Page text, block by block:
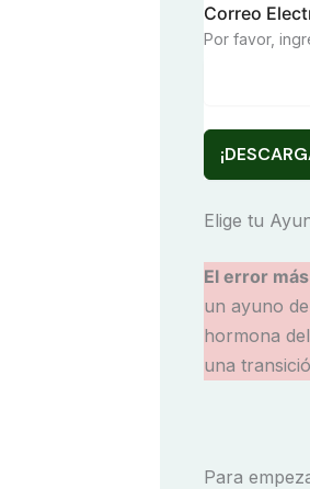
Correo
Por favor,
Elige tu
El error
un ayuno
hormona
una
Para